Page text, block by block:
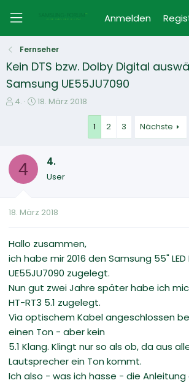
Anmelden
Fernseher
Kein DTS bzw. Dolby Digital
Samsung UE55JU7090
E
e
4.
E
l
l
m
18. März 2018
1 2 3 Nächste
4 4.
User
18. März 2018
Hallo zusammen,
ich habe mir 2016 den Samsung 55"
UE55JU7090 zugelegt.
Nun gut zwei Jahre später habe ich
HT-RT3 5.1 zugelegt.
Via optischem Kabel angeschlossen
einen Ton - aber kein
5.1 Klang. Klingt nur so als ob, da aus
Lautsprecher ein Ton kommt.
Ich also - was ich hasse - die Anleitung